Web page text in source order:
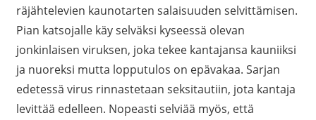
räjähtelevien kaunotarten salaisuuden selvittämisen.
Pian katsojalle käy selväksi kyseessä olevan
jonkinlaisen viruksen, joka tekee kantajansa kauniiksi
ja nuoreksi mutta lopputulos on epävakaa. Sarjan
edetessä virus rinnastetaan seksitautiin, jota kantaja
levittää edelleen. Nopeasti selviää myös, että